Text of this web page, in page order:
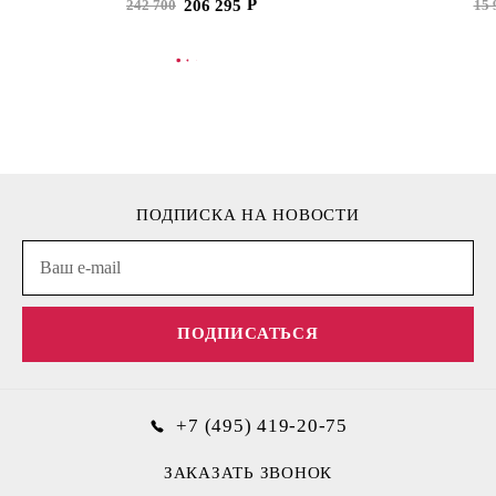
242 700 206 295
В КОРЗИНУ
15
ПОДПИСКА НА НОВОСТИ
ПОДПИСАТЬСЯ
+7 (495) 419-20-75
ЗАКАЗАТЬ ЗВОНОК